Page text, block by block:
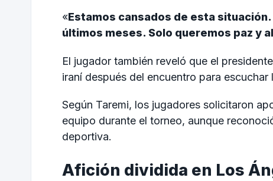
«Estamos cansados de esta
últimos meses. Solo queremos paz y
El jugador también reveló que el
iraní después del encuentro para
Según Taremi, los jugadores solicitaron
equipo durante el torneo, aunque
deportiva.
Afición dividida en Los